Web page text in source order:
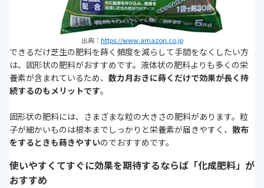
出典： https://www.amazon.co.jp
できるだけ芝生の肥料を蒔く頻度を減らして手間をなくしたい方
は、固形状の肥料がおすすめです。液体状の肥料よりも多くの栄
養素が含まれているため、 数カ月おきに蒔くだけで効果が長く持
続するのもメリットです。
固形状の肥料には、さまざまな粒の大きさの肥料があります。粒
子が細かいものは根本までしっかりと栄養素が届きやすく、 散布
をするときも蒔きやすいのでおすすめです。
使いやすくてすぐに効果を期待するならば「化成肥料」が
おすすめ